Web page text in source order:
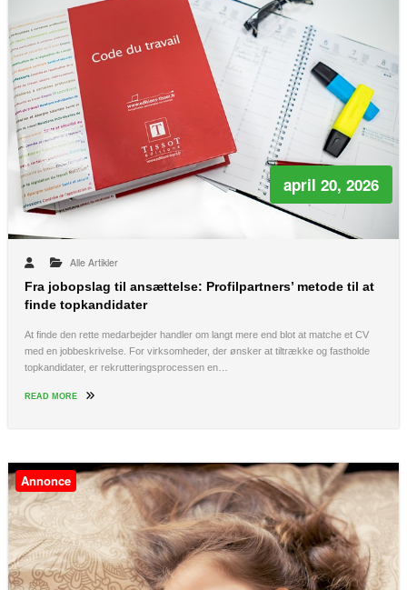
april 20, 2026
Alle Artikler
Fra jobopslag til ansættelse: Profilpartners’ metode til at
finde topkandidater
At finde den rette medarbejder handler om langt mere end blot at matche et CV
med en jobbeskrivelse. For virksomheder, der ønsker at tiltrække og fastholde
topkandidater, er rekrutteringsprocessen en…
READ MORE
Annonce